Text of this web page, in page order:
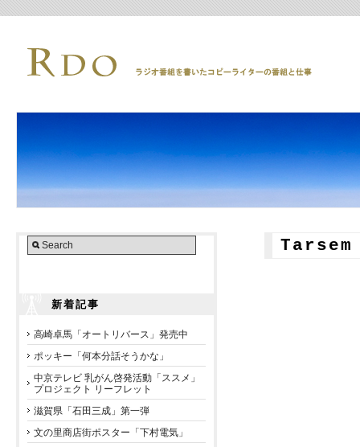
新着記事
高崎卓馬「オートリバース」発売中
ポッキー「何本分話そうかな」
中京テレビ 乳がん啓発活動「ススメ」
プロジェクト リーフレット
滋賀県「石田三成」第一弾
文の里商店街ポスター「下村電気」
Tarsem